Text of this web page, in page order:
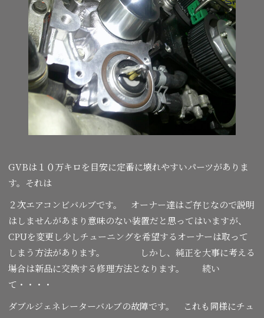
GVBは１０万キロを目安に定番に壊れやすいパーツがありま
す。それは
２次エアコンビバルブです。 オーナー達はご存じなので説明
はしませんがあまり意味のない装置だと思ってはいますが、
CPUを変更し少しチューニングを希望するオーナーは取って
しまう方法があります。 しかし、純正を大事に考える
場合は新品に交換する修理方法となります。 続い
て・・・・
ダブルジェネレーターバルブの故障です。 これも同様にチュ